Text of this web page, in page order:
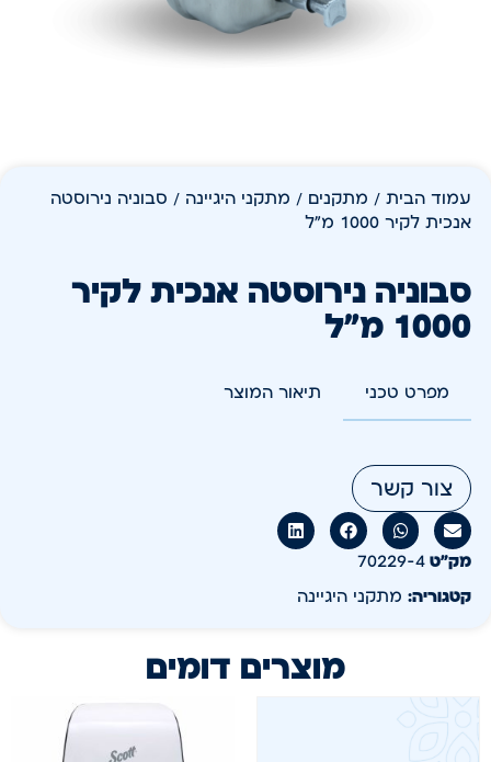
עמוד הבית / מתקנים / מתקני היגיינה / סבוניה נירוסטה
אנכית לקיר 1000 מ"ל
סבוניה נירוסטה אנכית לקיר
1000 מ"ל
מפרט טכני תיאור המוצר
צור קשר
מק״ט 70229-4
קטגוריה: מתקני היגיינה
מוצרים דומים